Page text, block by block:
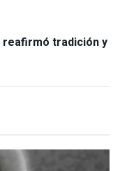
reafirmó tradición y